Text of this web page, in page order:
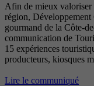
Afin de mieux valoriser
région,
gourmand de la Côte-
communication de
15 expériences
producteurs, kiosques
Lire le communiqué